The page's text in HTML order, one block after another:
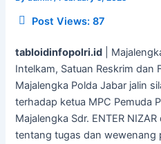
Post Views: 87
tabloidinfopolri.id |
Intelkam, Satuan Reskrim dan
Majalengka Polda Jabar jalin
terhadap ketua MPC Pemuda
Majalengka Sdr. ENTER
tentang tugas dan wewenang